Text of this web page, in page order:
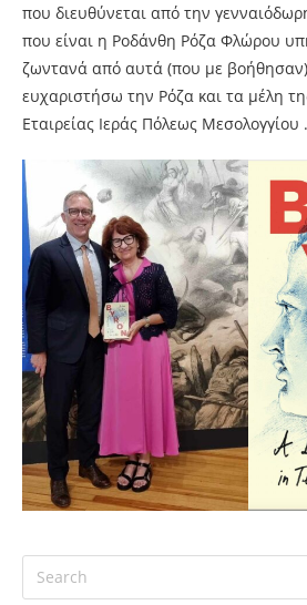
που διευθύνεται από την
που είναι η Ροδάνθη Ρόζα Φλώρου
ζωντανά από αυτά (που με
ευχαριστήσω την Ρόζα και τα μέλη
Εταιρείας Ιεράς Πόλεως Μεσολογγίου